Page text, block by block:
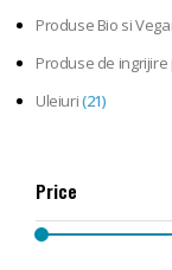
Produse Bio si
Produse de
Uleiuri(21)
Price